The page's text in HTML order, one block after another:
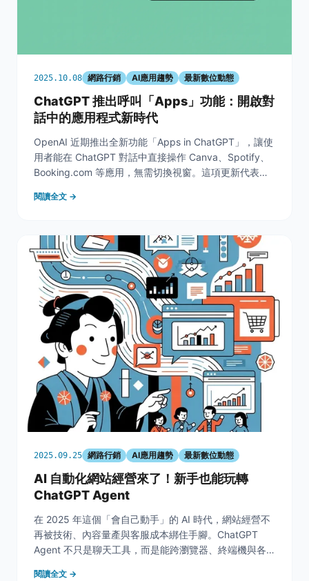
2025.10.08 網路行銷 AI應用趨勢 最新數位動態
ChatGPT 推出呼叫「Apps」功能：開啟對
話中的應用程式新時代
OpenAI 近期推出全新功能「Apps in ChatGPT」，讓使
用者能在 ChatGPT 對話中直接操作 Canva、Spotify、
Booking.com 等應用，無需切換視窗。這項更新代表
台」，預示行銷生態的全新變革。對行銷人而言，關
閱讀全文 →
2025.09.25 網路行銷 AI應用趨勢 最新數位動態
AI 自動化網站經營來了！新手也能玩轉
ChatGPT Agent
在 2025 年這個「會自己動手」的 AI 時代，網站經營不
再被技術、內容量產與客服成本綁住手腳。ChatGPT
Agent 不只是聊天工具，而是能跨瀏覽器、終端機與各
閱讀全文 →